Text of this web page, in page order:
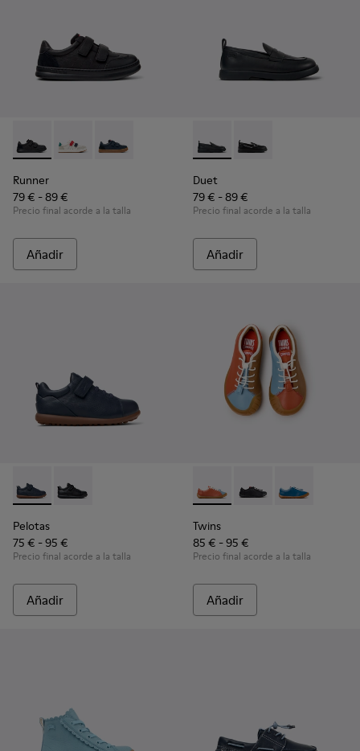
Runner - K800652-001 - Zapatillas de piel y nobuk negras
Runner - K800652-007
Runner - K800652-003 - Zapatillas infantiles
Runner
79 € - 89 €
Precio final acorde a la talla
Añadir
Duet - K800609-001 -
Duet - K800609-003
Duet
79 € - 89 €
Precio final acorde a la talla
Añadir
Pelotas - K800316-004 - Zapatos azules de piel y textil para
Pelotas - K800316-003 - Zapatos negros de piel y
Pelotas
75 € - 95 €
Precio final acorde a la talla
Añadir
Twins - K800707-008 -
Twins - K800707-007
Twins -
Twins
85 € - 95 €
Precio final acorde a la talla
Añadir